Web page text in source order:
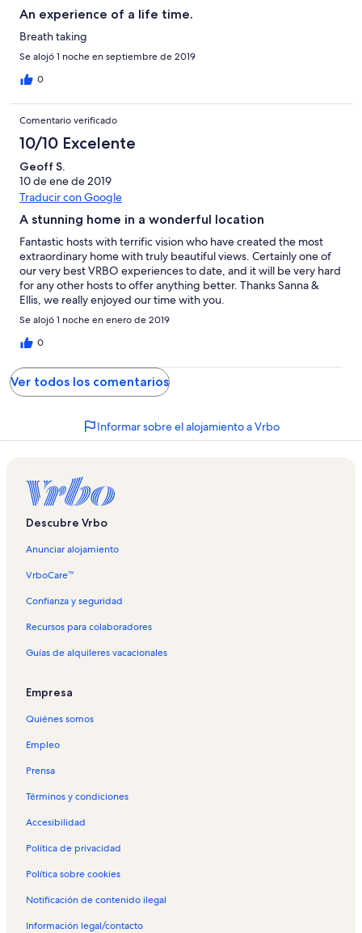
An experience of a life time.
Breath taking
Se alojó 1 noche en septiembre de 2019
0
Comentario verificado
10/10 Excelente
Geoff S.
10 de ene de 2019
Traducir con Google
A stunning home in a wonderful location
Fantastic hosts with terrific vision who have created the most
extraordinary home with truly beautiful views. Certainly one of
our very best VRBO experiences to date, and it will be very hard
for any other hosts to offer anything better. Thanks Sanna &
Ellis, we really enjoyed our time with you.
Se alojó 1 noche en enero de 2019
0
Ver todos los comentarios
Informar sobre el alojamiento a Vrbo
Descubre Vrbo
Anunciar alojamiento
VrboCare™
Confianza y seguridad
Recursos para colaboradores
Guías de alquileres vacacionales
Empresa
Quiénes somos
Empleo
Prensa
Términos y condiciones
Accesibilidad
Política de privacidad
Política sobre cookies
Notificación de contenido ilegal
Información legal/contacto